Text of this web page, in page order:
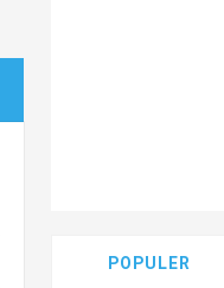
POPULER